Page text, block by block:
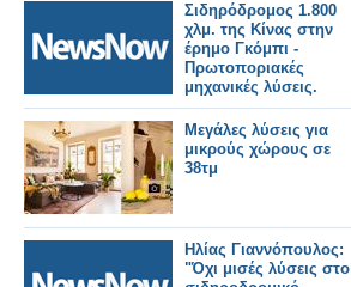
Σιδηρόδρομος 1.800
χλμ. της Κίνας στην
έρημο Γκόμπι -
Πρωτοποριακές
μηχανικές λύσεις.
Μεγάλες λύσεις για
μικρούς χώρους σε
38τμ
Ηλίας Γιαννόπουλος:
"Όχι μισές λύσεις στο